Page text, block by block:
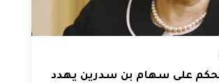
على سهام بن سدرين يهدد